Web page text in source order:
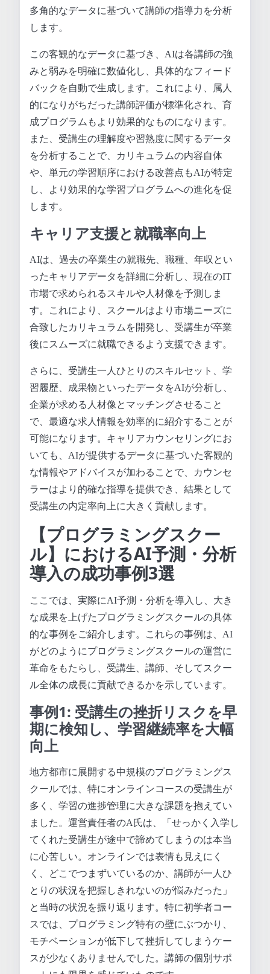
多角的なデータに基づいて講師の指導力を分析
します。
この客観的なデータに基づき、AIは各講師の強
みと弱みを明確に数値化し、具体的なフィード
バックを自動で生成します。これにより、属人
的になりがちだった講師評価が標準化され、育
成プログラムもより効果的なものになります。
また、受講生の理解度や習熟度に関するデータ
を分析することで、カリキュラムの内容自体
や、単元の学習順序における改善点もAIが特定
し、より効果的な学習プログラムへの進化を促
します。
キャリア支援と就職率向上
AIは、過去の卒業生の就職先、職種、年収とい
ったキャリアデータを詳細に分析し、現在のIT
市場で求められるスキルや人材像を予測しま
す。これにより、スクールはより市場ニーズに
合致したカリキュラムを開発し、受講生が卒業
後にスムーズに就職できるよう支援できます。
さらに、受講生一人ひとりのスキルセット、学
習履歴、成果物といったデータをAIが分析し、
企業が求める人材像とマッチングさせること
で、最適な求人情報を効率的に紹介することが
可能になります。キャリアカウンセリングにお
いても、AIが提供するデータに基づいた客観的
な情報やアドバイスが加わることで、カウンセ
ラーはより的確な指導を提供でき、結果として
受講生の内定率向上に大きく貢献します。
【プログラミングスクー
ル】におけるAI予測・分析
導入の成功事例3選
ここでは、実際にAI予測・分析を導入し、大き
な成果を上げたプログラミングスクールの具体
的な事例をご紹介します。これらの事例は、AI
がどのようにプログラミングスクールの運営に
革命をもたらし、受講生、講師、そしてスクー
ル全体の成長に貢献できるかを示しています。
事例1: 受講生の挫折リスクを早
期に検知し、学習継続率を大幅
向上
地方都市に展開する中規模のプログラミングス
クールでは、特にオンラインコースの受講生が
多く、学習の進捗管理に大きな課題を抱えてい
ました。運営責任者のA氏は、「せっかく入学し
てくれた受講生が途中で諦めてしまうのは本当
に心苦しい。オンラインでは表情も見えにく
く、どこでつまずいているのか、講師が一人ひ
とりの状況を把握しきれないのが悩みだった」
と当時の状況を振り返ります。特に初学者コー
スでは、プログラミング特有の壁にぶつかり、
モチベーションが低下して挫折してしまうケー
スが少なくありませんでした。講師の個別サポ